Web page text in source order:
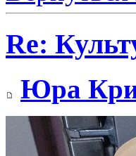
Re:
Юра